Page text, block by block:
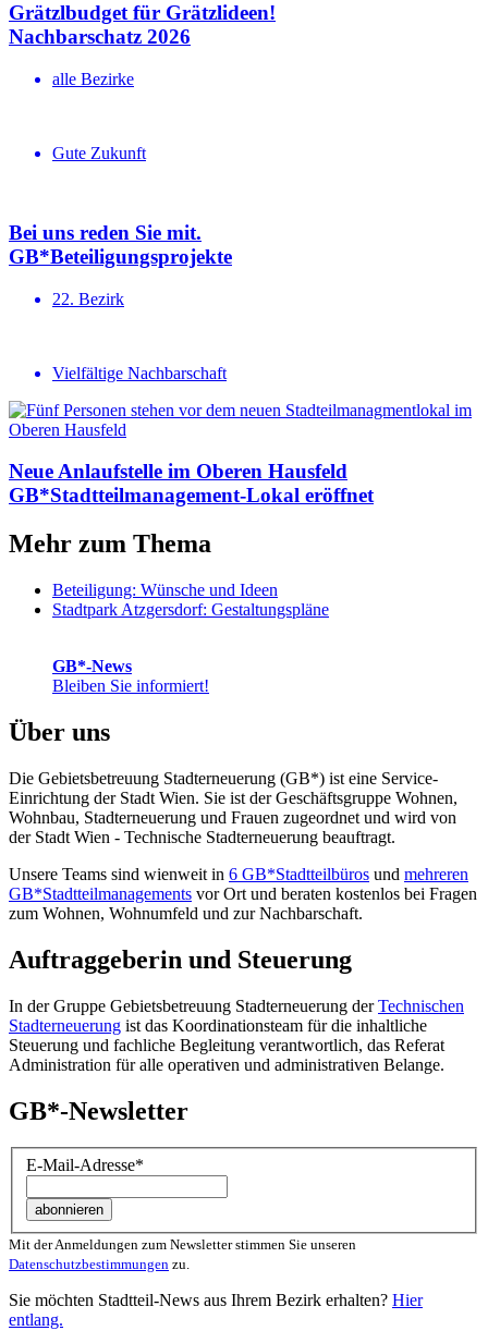
Grätzlbudget für Grätzlideen!
Nachbar­schatz 2026
alle Bezirke
Gute Zukunft
Bei uns reden Sie mit.
GB*Betei­li­gungs­projekte
22. Bezirk
Vielfältige Nachbarschaft
Neue Anlauf­stelle im Oberen Hausfeld
GB*Stadt­teil­ma­na­gement-Lokal eröffnet
Mehr zum Thema
Beteiligung: Wünsche und Ideen
Stadtpark Atzgersdorf: Gestaltungspläne
GB*-News
Bleiben Sie informiert!
Über uns
Die Gebietsbetreuung Stadterneuerung (GB*) ist eine Service-
Einrichtung der Stadt Wien. Sie ist der Geschäfts­gruppe Wohnen,
Wohnbau, Stadt­erneuerung und Frauen zugeordnet und wird von
der Stadt Wien - Technische Stadterneuerung beauftragt.
Unsere Teams sind wienweit in 6 GB*Stadtteilbüros und mehreren
GB*Stadtteilmanagements vor Ort und beraten kostenlos bei Fragen
zum Wohnen, Wohnumfeld und zur Nachbarschaft.
Auftraggeberin und Steuerung
In der Gruppe Gebietsbetreuung Stadterneuerung derTechnischen
Stadterneuerung ist das Koordinationsteam für die inhaltliche
Steuerung und fachliche Begleitung verantwortlich, das Referat
Administration für alle operativen und administrativen Belange.
GB*-Newsletter
E-Mail-Adresse*
Mit der Anmeldungen zum Newsletter stimmen Sie unseren
Datenschutzbestimmungen zu.
Sie möchten Stadtteil-News aus Ihrem Bezirk erhalten? Hier
entlang.